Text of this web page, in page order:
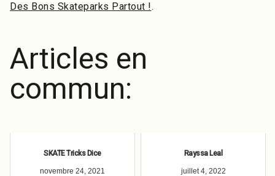
Des Bons Skateparks Partout !.
Articles en
commun:
SKATE Tricks Dice
novembre 24, 2021
Rayssa Leal
juillet 4, 2022